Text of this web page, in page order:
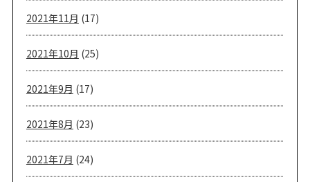
2021年11月 (17)
2021年10月 (25)
2021年9月 (17)
2021年8月 (23)
2021年7月 (24)